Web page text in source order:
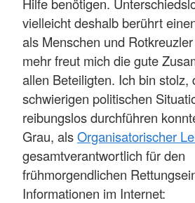
vielleicht deshalb berührt
als Menschen und
mehr freut mich die gute
allen Beteiligten. Ich bin stolz,
schwierigen politischen
reibungslos durchführen
Grau, alsOrganisatorischer
gesamtverantwortlich für den
frühmorgendlichen
Informationen im Internet: